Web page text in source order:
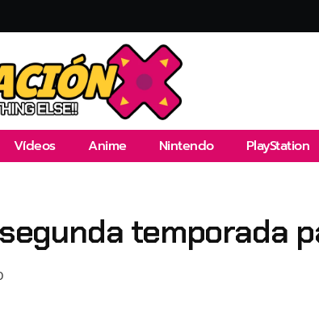
Vídeos Anime Nintendo PlayStation
temporada